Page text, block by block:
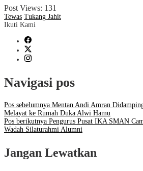
Post Views: 131
Tewas Tukang Jahit
Ikuti Kami
Navigasi pos
Pos sebelumnya Mentan Andi Amran
Melayat ke Rumah Duka Alwi Hamu
Pos berikutnya Pengurus Pusat IKA SMAN
Wadah Silaturahmi Alumni
Jangan Lewatkan